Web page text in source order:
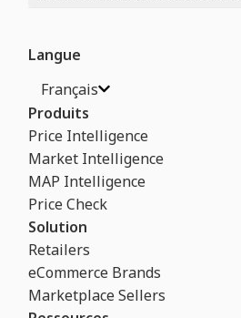
Langue
Français
Produits
Price Intelligence
Market Intelligence
MAP Intelligence
Price Check
Solution
Retailers
eCommerce Brands
Marketplace Sellers